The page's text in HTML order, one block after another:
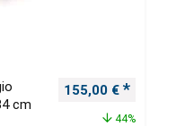
cm
Ursprünglicher
155,00 €
44%